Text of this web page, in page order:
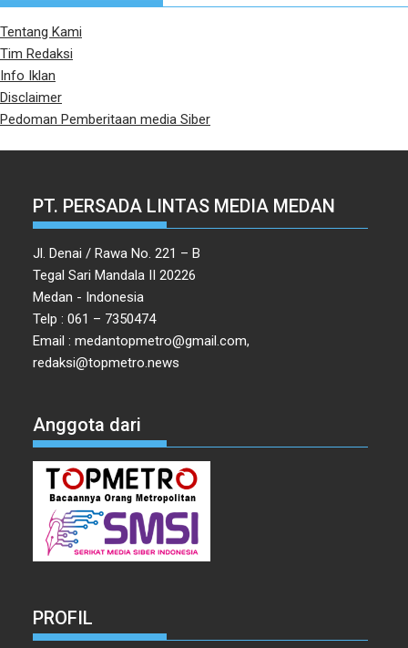
Tentang Kami
Tim Redaksi
Info Iklan
Disclaimer
Pedoman Pemberitaan media Siber
PT. PERSADA LINTAS MEDIA MEDAN
Jl. Denai / Rawa No. 221 – B
Tegal Sari Mandala II 20226
Medan - Indonesia
Telp : 061 – 7350474
Email : medantopmetro@gmail.com,
redaksi@topmetro.news
Anggota dari
PROFIL